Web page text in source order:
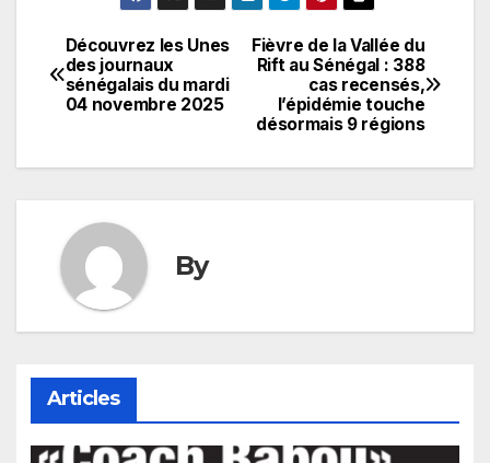
Navigation
de
Fièvre de la Vallée du
Rift au Sénégal : 388
cas recensés,
l’épidémie touche
désormais 9 régions
Découvrez les Unes
des journaux
sénégalais du mardi
04 novembre 2025
By
Articles